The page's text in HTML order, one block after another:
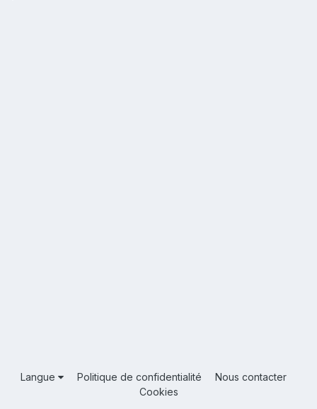
Langue Politique de confidentialité
Nous contacter
Cookies